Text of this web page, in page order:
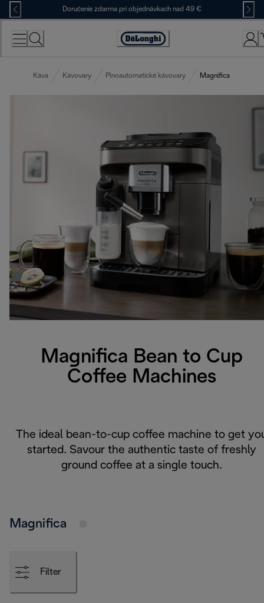
Skip
to
Content
Doručenie zdarma pri objednávkach nad 49 €
Accessibility
Káva Kávovary Plnoautomatické kávovary Magnifica
Magnifica Bean to Cup
Coffee Machines
The ideal bean-to-cup coffee machine to get
started. Savour the authentic taste of freshly
ground coffee at a single touch.
Magnifica
Filter